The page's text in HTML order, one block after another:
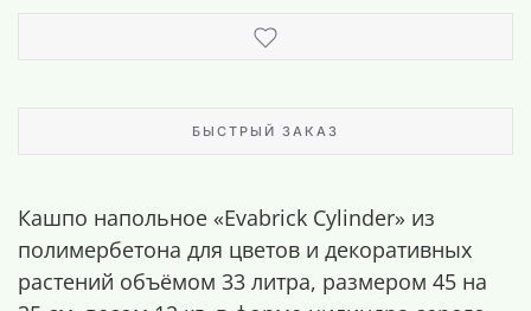
БЫСТРЫЙ ЗАКАЗ
Кашпо напольное «Evabrick Cylinder» из
полимербетона для цветов и декоративных
растений объёмом 33 литра, размером 45 на